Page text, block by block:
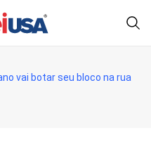
vai botar seu bloco na rua